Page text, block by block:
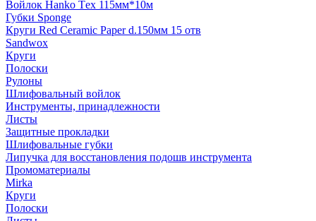
Войлок Hanko Tех 115мм*10м
Губки Sponge
Круги Red Ceramic Paper d.150мм 15 отв
Sandwox
Круги
Полоски
Рулоны
Шлифовальный войлок
Инструменты, принадлежности
Листы
Защитные прокладки
Шлифовальные губки
Липучка для восстановления подошв инструмента
Промоматериалы
Mirka
Круги
Полоски